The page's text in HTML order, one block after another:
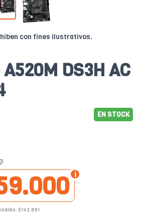
con fines ilustrativos.
DS3H AC
EN STOCK
$143.891